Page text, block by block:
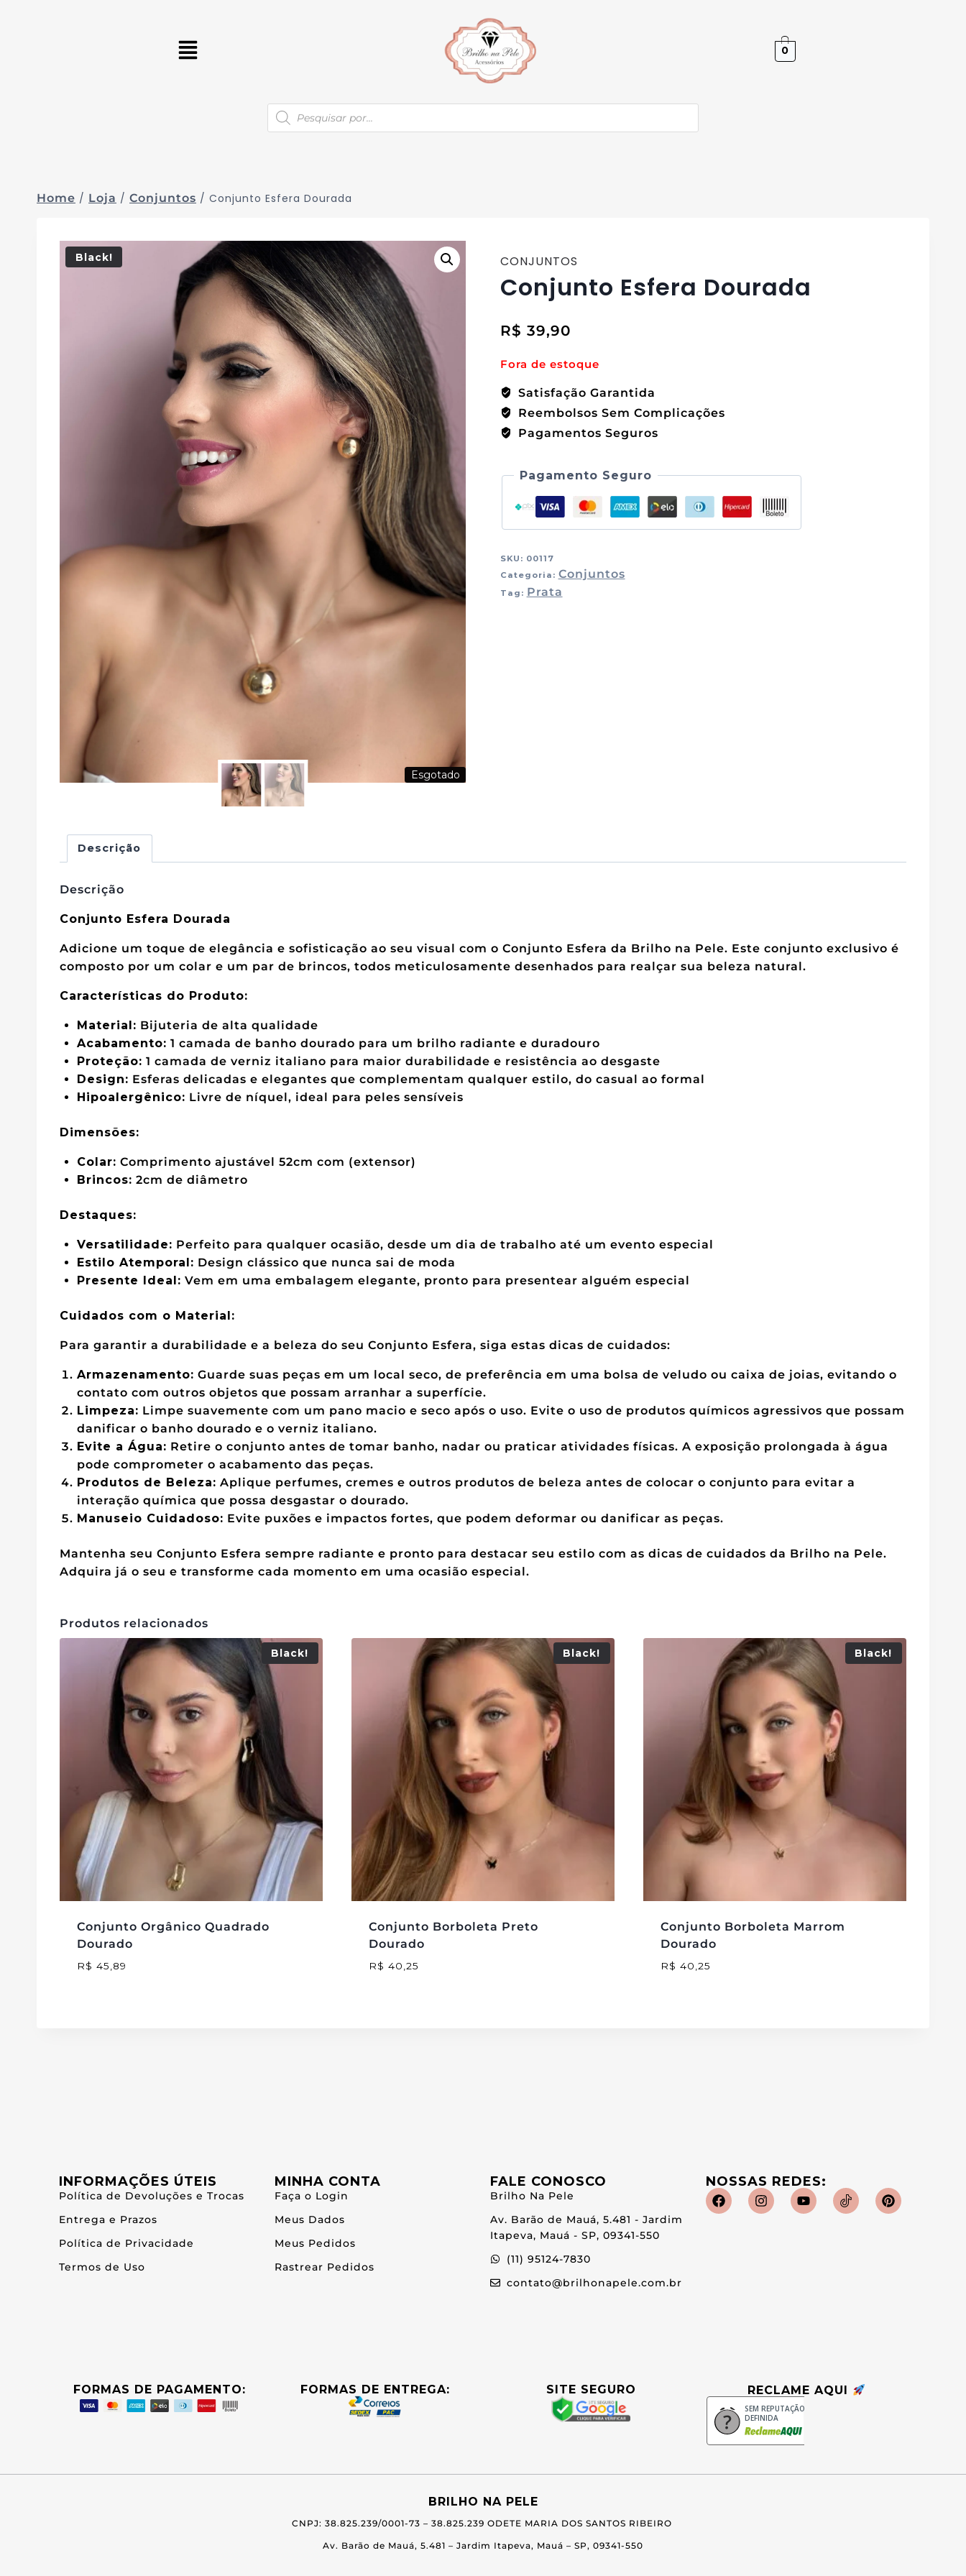
0
Home / Loja / Conjuntos / Conjunto Esfera Dourada
Black!
Esgotado
CONJUNTOS
Conjunto Esfera Dourada
R$ 39,90
Fora de estoque
Satisfação Garantida
Reembolsos Sem Complicações
Pagamentos Seguros
Pagamento Seguro
SKU: 00117
Categoria: Conjuntos
Tag: Prata
Descrição
Descrição
Conjunto Esfera Dourada
Adicione um toque de elegância e sofisticação ao seu visual com o Conjunto Esfera da Brilho na Pele. Este conjunto exclusivo é
composto por um colar e um par de brincos, todos meticulosamente desenhados para realçar sua beleza natural.
Características do Produto:
Material: Bijuteria de alta qualidade
Acabamento: 1 camada de banho dourado para um brilho radiante e duradouro
Proteção: 1 camada de verniz italiano para maior durabilidade e resistência ao desgaste
Design: Esferas delicadas e elegantes que complementam qualquer estilo, do casual ao formal
Hipoalergênico: Livre de níquel, ideal para peles sensíveis
Dimensões:
Colar: Comprimento ajustável 52cm com (extensor)
Brincos: 2cm de diâmetro
Destaques:
Versatilidade: Perfeito para qualquer ocasião, desde um dia de trabalho até um evento especial
Estilo Atemporal: Design clássico que nunca sai de moda
Presente Ideal: Vem em uma embalagem elegante, pronto para presentear alguém especial
Cuidados com o Material:
Para garantir a durabilidade e a beleza do seu Conjunto Esfera, siga estas dicas de cuidados:
Armazenamento: Guarde suas peças em um local seco, de preferência em uma bolsa de veludo ou caixa de joias, evitando o
contato com outros objetos que possam arranhar a superfície.
Limpeza: Limpe suavemente com um pano macio e seco após o uso. Evite o uso de produtos químicos agressivos que possam
danificar o banho dourado e o verniz italiano.
Evite a Água: Retire o conjunto antes de tomar banho, nadar ou praticar atividades físicas. A exposição prolongada à água
pode comprometer o acabamento das peças.
Produtos de Beleza: Aplique perfumes, cremes e outros produtos de beleza antes de colocar o conjunto para evitar a
interação química que possa desgastar o dourado.
Manuseio Cuidadoso: Evite puxões e impactos fortes, que podem deformar ou danificar as peças.
Mantenha seu Conjunto Esfera sempre radiante e pronto para destacar seu estilo com as dicas de cuidados da Brilho na Pele.
Adquira já o seu e transforme cada momento em uma ocasião especial.
Produtos relacionados
Black!
Conjunto Orgânico Quadrado
Dourado
R$ 45,89
Black!
Conjunto Borboleta Preto
Dourado
R$ 40,25
Black!
Conjunto Borboleta Marrom
Dourado
R$ 40,25
INFORMAÇÕES ÚTEIS
Política de Devoluções e Trocas
Entrega e Prazos
Política de Privacidade
Termos de Uso
MINHA CONTA
Faça o Login
Meus Dados
Meus Pedidos
Rastrear Pedidos
FALE CONOSCO
Brilho Na Pele
Av. Barão de Mauá, 5.481 - Jardim
Itapeva, Mauá - SP, 09341-550
(11) 95124-7830
contato@brilhonapele.com.br
NOSSAS REDES:
FORMAS DE PAGAMENTO: FORMAS DE ENTREGA: SITE SEGURO RECLAME AQUI
SEM REPUTAÇÃO
DEFINIDA
BRILHO NA PELE
CNPJ: 38.825.239/0001-73 – 38.825.239 ODETE MARIA DOS SANTOS RIBEIRO
Av. Barão de Mauá, 5.481 – Jardim Itapeva, Mauá – SP, 09341-550